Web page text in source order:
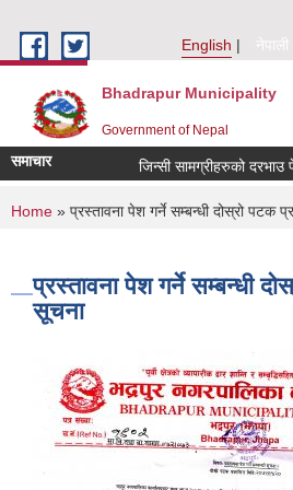
English
नेपाली
Bhadrapur Municipality
Government of Nepal
समाचार जिन्सी सामग्रीहरुको दरभाउ पेश
You are here
Home » प्रस्तावना पेश गर्ने सम्बन्धी दोस्रो पटक
प्रस्तावना पेश गर्ने सम्बन्धी
सूचना